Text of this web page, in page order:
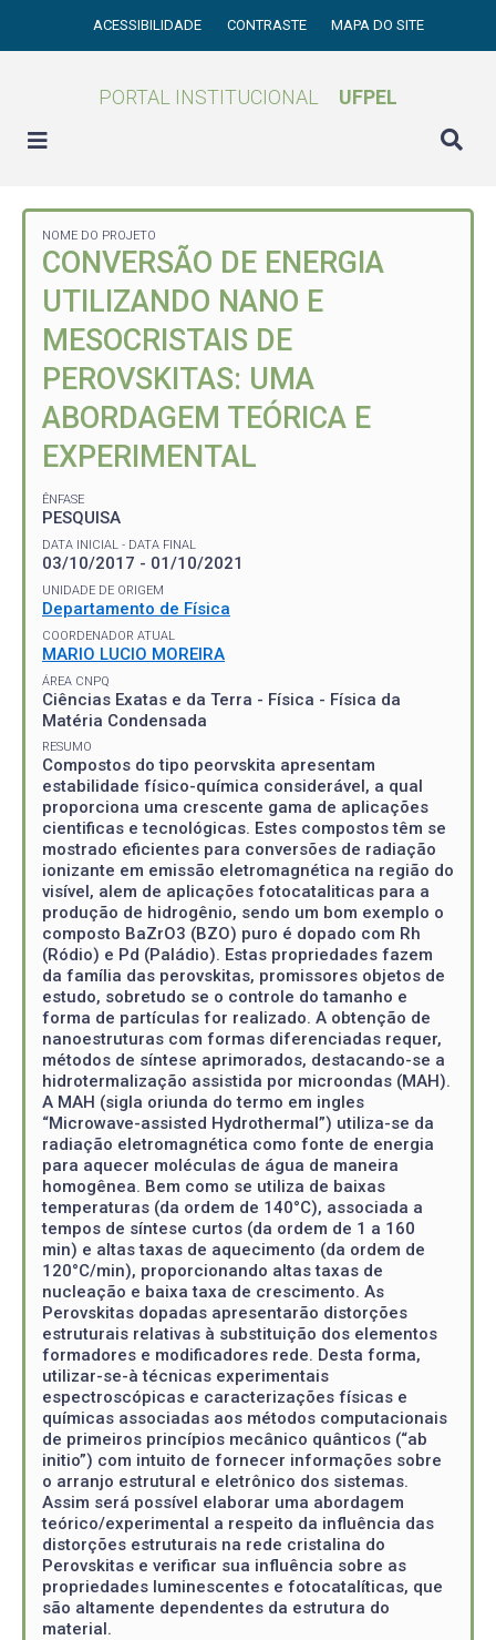
ACESSIBILIDADE CONTRASTE MAPA DO SITE
PORTAL INSTITUCIONAL UFPEL
NOME DO PROJETO
CONVERSÃO DE ENERGIA
UTILIZANDO NANO E
MESOCRISTAIS DE
PEROVSKITAS: UMA
ABORDAGEM TEÓRICA E
EXPERIMENTAL
ÊNFASE
PESQUISA
DATA INICIAL - DATA FINAL
03/10/2017 - 01/10/2021
UNIDADE DE ORIGEM
Departamento de Física
COORDENADOR ATUAL
MARIO LUCIO MOREIRA
ÁREA CNPQ
Ciências Exatas e da Terra - Física - Física da
Matéria Condensada
RESUMO
Compostos do tipo peorvskita apresentam
estabilidade físico-química considerável, a qual
proporciona uma crescente gama de aplicações
cientificas e tecnológicas. Estes compostos têm se
mostrado eficientes para conversões de radiação
ionizante em emissão eletromagnética na região do
visível, alem de aplicações fotocataliticas para a
produção de hidrogênio, sendo um bom exemplo o
composto BaZrO3 (BZO) puro é dopado com Rh
(Ródio) e Pd (Paládio). Estas propriedades fazem
da família das perovskitas, promissores objetos de
estudo, sobretudo se o controle do tamanho e
forma de partículas for realizado. A obtenção de
nanoestruturas com formas diferenciadas requer,
métodos de síntese aprimorados, destacando-se a
hidrotermalização assistida por microondas (MAH).
A MAH (sigla oriunda do termo em ingles
“Microwave-assisted Hydrothermal”) utiliza-se da
radiação eletromagnética como fonte de energia
para aquecer moléculas de água de maneira
homogênea. Bem como se utiliza de baixas
temperaturas (da ordem de 140°C), associada a
tempos de síntese curtos (da ordem de 1 a 160
min) e altas taxas de aquecimento (da ordem de
120°C/min), proporcionando altas taxas de
nucleação e baixa taxa de crescimento. As
Perovskitas dopadas apresentarão distorções
estruturais relativas à substituição dos elementos
formadores e modificadores rede. Desta forma,
utilizar-se-à técnicas experimentais
espectroscópicas e caracterizações físicas e
químicas associadas aos métodos computacionais
de primeiros princípios mecânico quânticos (“ab
initio”) com intuito de fornecer informações sobre
o arranjo estrutural e eletrônico dos sistemas.
Assim será possível elaborar uma abordagem
teórico/experimental a respeito da influência das
distorções estruturais na rede cristalina do
Perovskitas e verificar sua influência sobre as
propriedades luminescentes e fotocatalíticas, que
são altamente dependentes da estrutura do
material.